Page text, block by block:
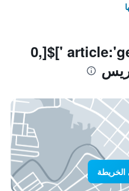
استكشف$[0, article:'genitive ']$[0,